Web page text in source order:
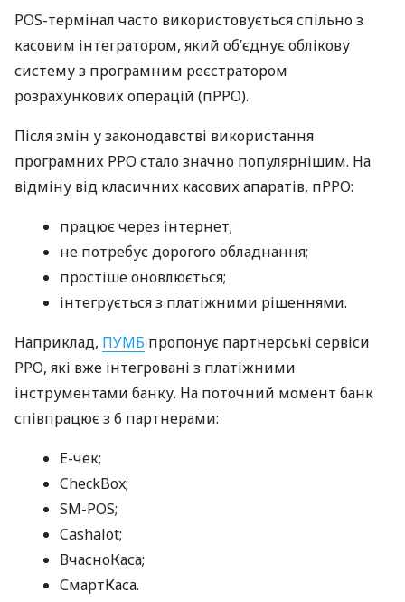
POS-термінал часто використовується спільно з
касовим інтегратором, який об’єднує облікову
систему з програмним реєстратором
розрахункових операцій (пРРО).
Після змін у законодавстві використання
програмних РРО стало значно популярнішим. На
відміну від класичних касових апаратів, пРРО:
працює через інтернет;
не потребує дорогого обладнання;
простіше оновлюється;
інтегрується з платіжними рішеннями.
Наприклад, ПУМБ пропонує партнерські сервіси
РРО, які вже інтегровані з платіжними
інструментами банку. На поточний момент банк
співпрацює з 6 партнерами:
E-чек;
CheckBox;
SM-POS;
Cashalot;
ВчасноКаса;
СмартКаса.